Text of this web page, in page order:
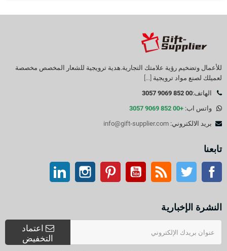
للأعمال وتضخيم رؤية علامتك التجارية.هدية ترويجية للشعار المخصص مخصصة
لعميلك لصنع مواد ترويجية [...]
الهاتف:00 852 9069 3057
واتس اب: +00 852 9069 3057
بريد الالكتروني: info@gift-supplier.com
تابعنا
موقع التواصل الاجتماعي الفيسبوك
آر إس إس موقع يوتيوببينتيريست انستغرام
النشرة الإخبارية
اعتماد
التخفيض